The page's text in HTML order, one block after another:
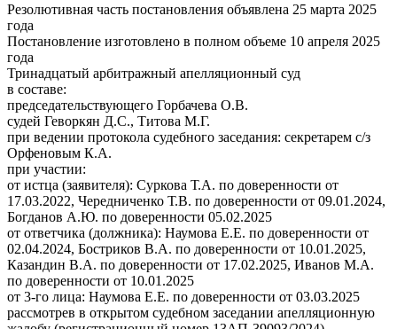
Резолютивная часть постановления объявлена 25 марта 2025
года
Постановление изготовлено в полном объеме 10 апреля 2025
года
Тринадцатый арбитражный апелляционный суд
в составе:
председательствующего Горбачева О.В.
судей Геворкян Д.С., Титова М.Г.
при ведении протокола судебного заседания: секретарем с/з
Орфеновым К.А.
при участии:
от истца (заявителя): Суркова Т.А. по доверенности от
17.03.2022, Чередниченко Т.В. по доверенности от 09.01.2024,
Богданов А.Ю. по доверенности 05.02.2025
от ответчика (должника): Наумова Е.Е. по доверенности от
02.04.2024, Бостриков В.А. по доверенности от 10.01.2025,
Казандин В.А. по доверенности от 17.02.2025, Иванов М.А.
по доверенности от 10.01.2025
от 3-го лица: Наумова Е.Е. по доверенности от 03.03.2025
рассмотрев в открытом судебном заседании апелляционную